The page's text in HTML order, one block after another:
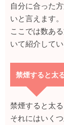
自分に合った
いと言えます。
ここでは数あ
いて紹介して
禁煙すると太
禁煙すると太
それにはいく